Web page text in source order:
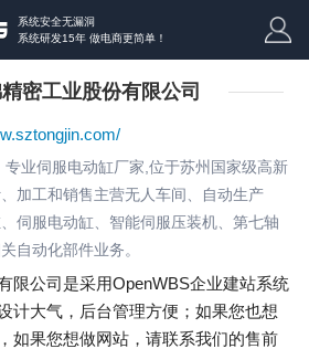
系统安全无漏洞
系统研发15年 做电商更简单！
密工业股份有限公司
业伺服电动缸厂家,位于苏州国家级高新
加工和销售主营无人车间、自动生产
伺服电动缸、智能伺服压装机、第七轴
自动化部件业务。
限公司是采用OpenWBS企业建站系统
计大气，后台管理方便；如果您也想
如果您想做网站，请联系我们的售前